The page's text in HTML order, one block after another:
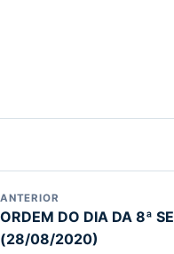
ANTERIOR
ORDEM DO DIA DA 8ª
(28/08/2020)